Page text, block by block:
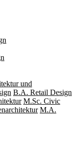
und
B.A. Retail Design
M.Sc. Civic
M.A.